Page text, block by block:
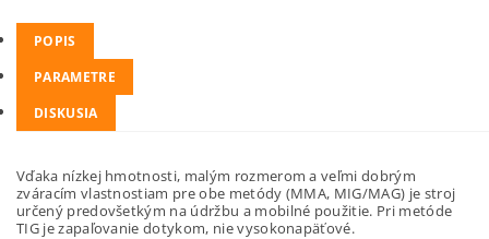
POPIS
PARAMETRE
DISKUSIA
Vďaka nízkej hmotnosti, malým rozmerom a veľmi dobrým
zváracím vlastnostiam pre obe metódy (MMA, MIG/MAG) je stroj
určený predovšetkým na údržbu a mobilné použitie. Pri metóde
TIG je zapaľovanie dotykom, nie vysokonapäťové.